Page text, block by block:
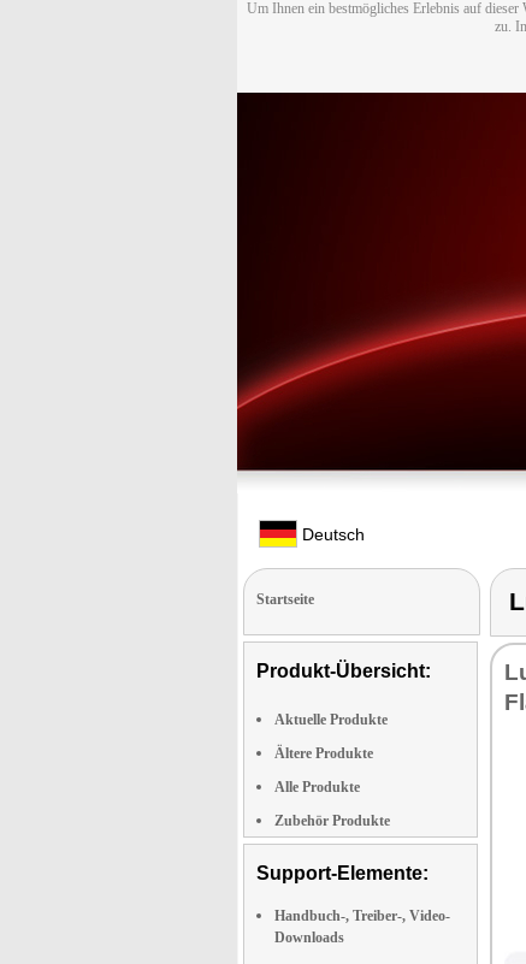
Um Ihnen ein bestmögliches Erlebnis auf
zu.
Deutsch
Startseite
Produkt-Übersicht:
Aktuelle Produkte
Ältere Produkte
Alle Produkte
Zubehör Produkte
Support-Elemente:
Handbuch-, Treiber-, Video-
Downloads